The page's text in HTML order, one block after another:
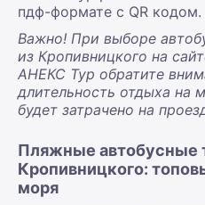
пдф-формате с QR кодом.
Важно! При выборе
из Кропивницкого на
АНЕКС Тур обратите
длительность отдыха на
будет затрачено на
Пляжные автобусные
Кропивницкого:
моря